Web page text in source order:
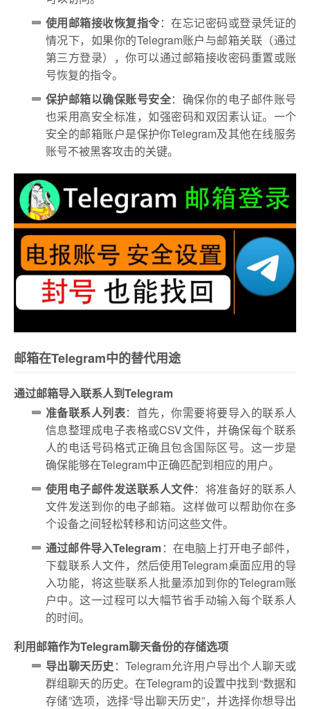
使用邮箱接收恢复指令：在忘记密码或登录凭证的
情况下，如果你的Telegram账户与邮箱关联（通过
第三方登录），你可以通过邮箱接收密码重置或账
号恢复的指令。
保护邮箱以确保账号安全：确保你的电子邮件账号
也采用高安全标准，如强密码和双因素认证。一个
安全的邮箱账户是保护你Telegram及其他在线服务
账号不被黑客攻击的关键。
邮箱在Telegram中的替代用途
通过邮箱导入联系人到Telegram
准备联系人列表：首先，你需要将要导入的联系人
信息整理成电子表格或CSV文件，并确保每个联系
人的电话号码格式正确且包含国际区号。这一步是
确保能够在Telegram中正确匹配到相应的用户。
使用电子邮件发送联系人文件：将准备好的联系人
文件发送到你的电子邮箱。这样做可以帮助你在多
个设备之间轻松转移和访问这些文件。
通过邮件导入Telegram：在电脑上打开电子邮件，
下载联系人文件，然后使用Telegram桌面应用的导
入功能，将这些联系人批量添加到你的Telegram账
户中。这一过程可以大幅节省手动输入每个联系人
的时间。
利用邮箱作为Telegram聊天备份的存储选项
导出聊天历史 ：Telegram允许用户导出个人聊天或
群组聊天的历史。在Telegram的设置中找到“数据和
存储”选项，选择“导出聊天历史”，并选择你想导出